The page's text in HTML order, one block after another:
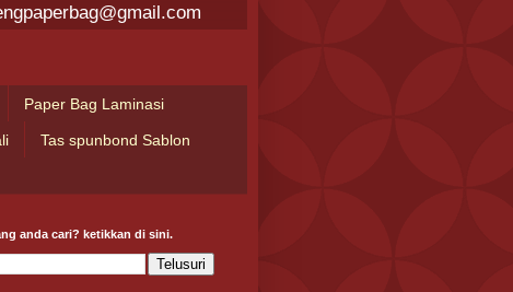
Paper Bag Laminasi
Tas spunbond Sablon
anda cari? ketikkan di sini.